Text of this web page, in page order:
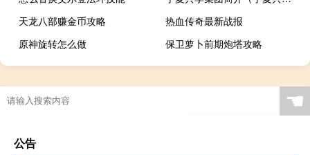
天龙八部赚金币攻略
热血传奇最新战报
原神旋转怎么做
保卫萝卜前期炮塔攻略
☚
公告